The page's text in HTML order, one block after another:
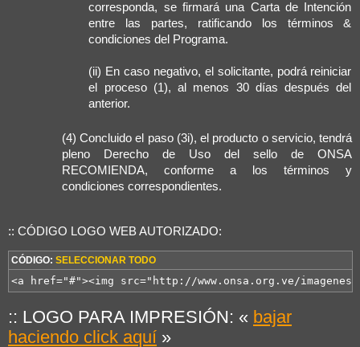
corresponda, se firmará una Carta de Intención
entre las partes, ratificando los términos &
condiciones del Programa.
(ii) En caso negativo, el solicitante, podrá reiniciar
el proceso (1), al menos 30 días después del
anterior.
(4) Concluido el paso (3i), el producto o servicio, tendrá
pleno Derecho de Uso del sello de ONSA
RECOMIENDA, conforme a los términos y
condiciones correspondientes.
:: CÓDIGO LOGO WEB AUTORIZADO:
CÓDIGO: SELECCIONAR TODO
<a href="#"><img src="http://www.onsa.org.ve/
:: LOGO PARA IMPRESIÓN: « bajar
haciendo click aquí »